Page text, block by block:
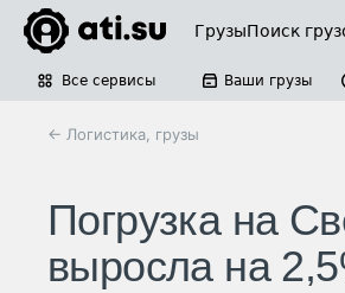
ГрузыПоиск
Все сервисы Ваши грузы
← Логистика, грузы
Погрузка на
выросла на